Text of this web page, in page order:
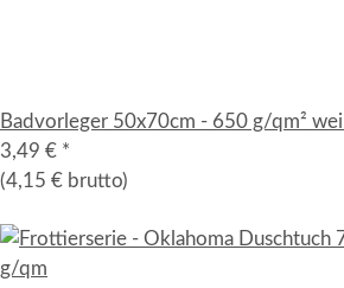
Badvorleger 50x70cm - 650 g/qm²
3,49 € *
(4,15 € brutto)